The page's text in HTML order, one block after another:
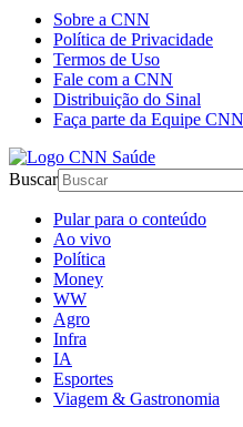
Sobre a CNN
Política de Privacidade
Termos de Uso
Fale com a CNN
Distribuição do Sinal
Faça parte da Equipe CNN
Buscar
Pular para o conteúdo
Ao vivo
Política
Money
WW
Agro
Infra
IA
Esportes
Viagem & Gastronomia